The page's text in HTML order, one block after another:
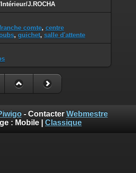
J.ROCHA
comte, centre
, guichet, salle d'attente
- Contacter Webmestre
: Mobile Classique